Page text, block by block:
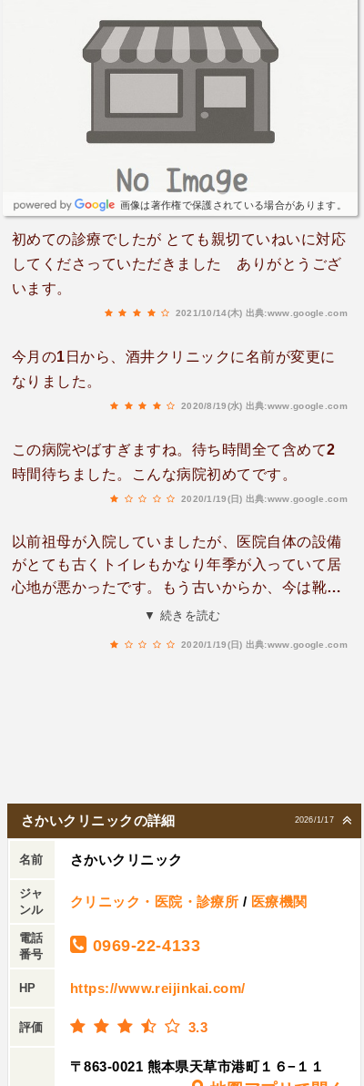
画像は著作権で保護されている場合があります。
初めての診療でしたが とても親切ていねいに対応
してくださっていただきました ありがとうござ
います。
2021/10/14(木) 出典:www.google.com
今月の1日から、酒井クリニックに名前が変更に
なりました。
2020/8/19(水) 出典:www.google.com
この病院やばすぎますね。待ち時間全て含めて2
時間待ちました。こんな病院初めてです。
2020/1/19(日) 出典:www.google.com
以前祖母が入院していましたが、医院自体の設備
がとても古くトイレもかなり年季が入っていて居
心地が悪かったです。もう古いからか、今は靴の
まま院内に入れるようになりましたが、それは院
▼ 続きを読む
2020/1/19(日) 出典:www.google.com
2026/1/17
さかいクリニックの詳細
名前 さかいクリニック
ジャ
ンル
クリニック・医院・診療所 / 医療機関
電話
番号
0969-22-4133
HP https://www.reijinkai.com/
評価 3.3
〒863-0021 熊本県天草市港町１６−１１